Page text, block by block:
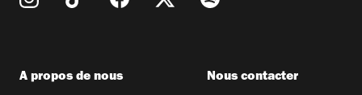
A propos de nous Nous contacter